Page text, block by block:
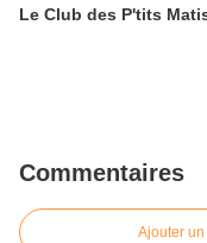
Le Club des P'tits
Commentaires
Ajouter